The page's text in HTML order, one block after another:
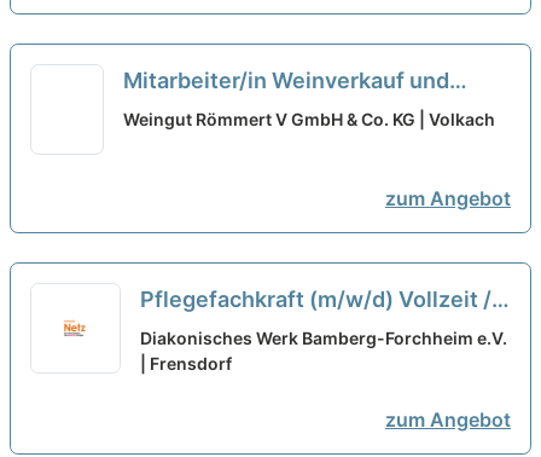
Mitarbeiter/in Weinverkauf und
Vinothek (m/w/d) Minijob oder
Weingut Römmert V GmbH & Co. KG | Volkach
zum Angebot
Pflegefachkraft (m/w/d) Vollzeit /
Teilzeit neu
Diakonisches Werk Bamberg-Forchheim e.V.
| Frensdorf
zum Angebot